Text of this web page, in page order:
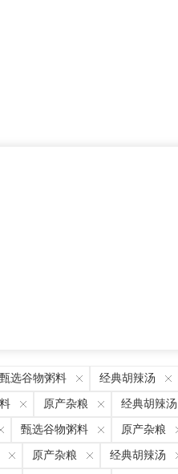
甄选谷物粥料 经典胡辣汤
原产杂粮 经典胡辣汤
甄选谷物粥料 原产杂粮
原产杂粮 经典胡辣汤